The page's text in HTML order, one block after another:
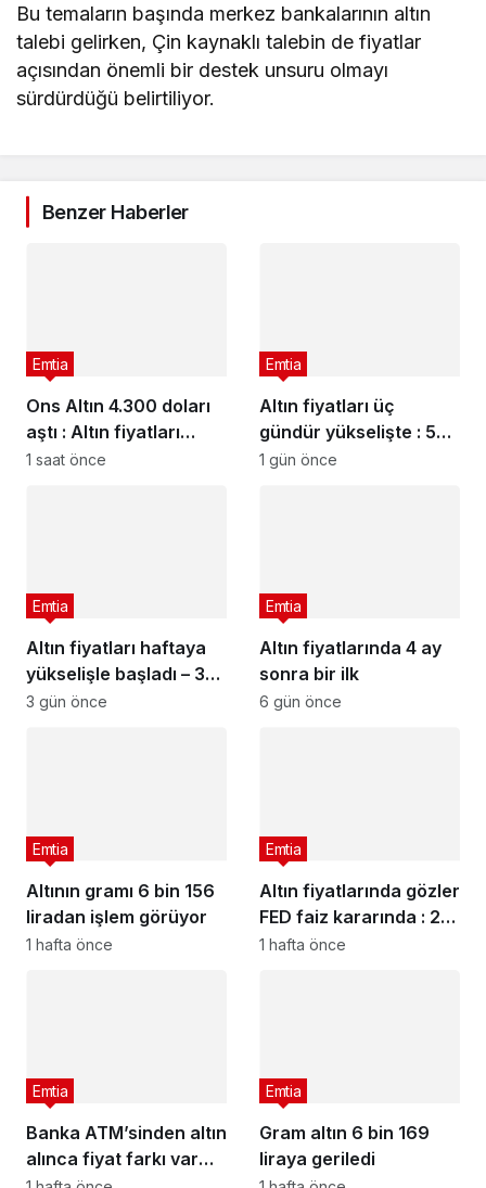
Bu temaların başında merkez bankalarının altın
talebi gelirken, Çin kaynaklı talebin de fiyatlar
açısından önemli bir destek unsuru olmayı
sürdürdüğü belirtiliyor.
Benzer Haberler
Ons Altın 4.300 doları
aştı : Altın fiyatları
neden yükseliyor?
Emtia
1 saat önce
Altın fiyatları üç
gündür yükselişte : 5
Ağustos 2026 güncel
Emtia
1 gün önce
Altın fiyatları haftaya
yükselişle başladı – 3
Ağustos 2026 güncel
Emtia
3 gün önce
Altın fiyatlarında 4 ay
sonra bir ilk
Emtia
6 gün önce
Altının gramı 6 bin 156
liradan işlem görüyor
Emtia
1 hafta önce
Altın fiyatlarında gözler
FED faiz kararında : 29
Temmuz 2026 güncel
Emtia
1 hafta önce
Banka ATM’sinden altın
alınca fiyat farkı var
Emtia
Gram altın 6 bin 169
liraya geriledi
Emtia